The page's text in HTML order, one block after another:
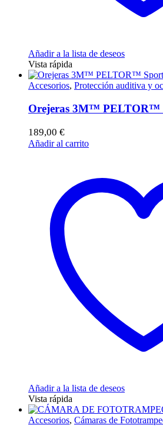
Añadir a la lista de deseos
Vista rápida
Accesorios, Protección auditiva y
Orejeras 3M™ PELTOR™
189,00 €
Añadir al carrito
Añadir a la lista de deseos
Vista rápida
Accesorios, Cámaras de